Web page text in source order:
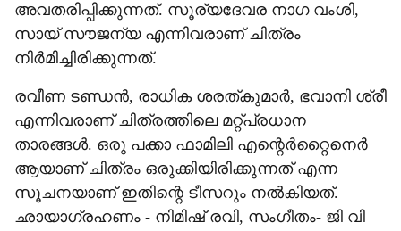
അവതരിപ്പിക്കുന്നത്. സൂര്യദേവര നാഗ വംശി,
സായ് സൗജന്യ എന്നിവരാണ് ചിത്രം
നിർമിച്ചിരിക്കുന്നത്.
രവീണ ടണ്ഡന്‍, രാധിക ശരത്കുമാര്‍, ഭവാനി ശ്രീ
എന്നിവരാണ് ചിത്രത്തിലെ മറ്റ്പ്രധാന
താരങ്ങൾ. ഒരു പക്കാ ഫാമിലി എന്റെർറ്റൈനെർ
ആയാണ് ചിത്രം ഒരുക്കിയിരിക്കുന്നത് എന്ന
സൂചനയാണ് ഇതിന്റെ ടീസറും നൽകിയത്.
ഛായാഗ്രഹണം - നിമിഷ് രവി, സംഗീതം- ജി വി